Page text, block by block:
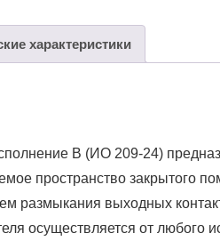
характеристики
В (ИО 209-24)
пространство закрытого
размыкания выходных
осуществляется от любого